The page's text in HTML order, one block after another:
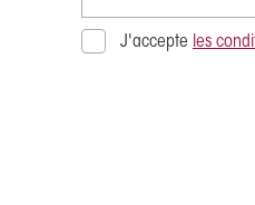
J'accepte les